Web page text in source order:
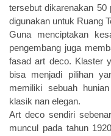
tersebut dikarenakan 50
digunakan untuk Ruang
Guna menciptakan
pengembang juga
fasad art deco. Klaster
bisa menjadi pilihan
memiliki sebuah
klasik nan elegan.
Art deco sendiri
muncul pada tahun